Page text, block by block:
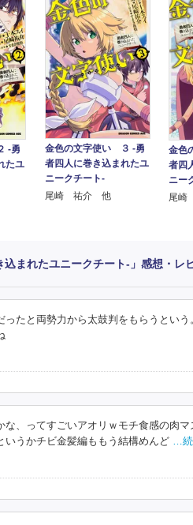
‐勇
たユ
金色の文字使い ３ ‐勇
者四人に巻き込まれたユ
ニークチート‐
尾崎 祐介 他
金色
者四
ニー
尾
まれたユニークチート‐」感想・レ
たと両勢力から太鼓判をもらうとい
、ってすごいアオリｗモチ食感の肉
いうかチビ金髪編ももう結構めんど …続